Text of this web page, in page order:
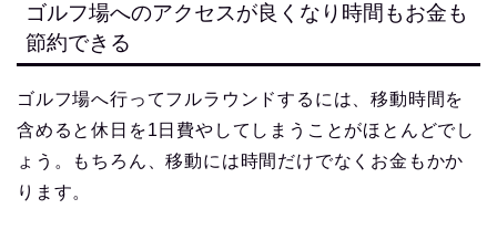
ゴルフ場へのアクセスが良くなり時間もお金も
節約できる
ゴルフ場へ行ってフルラウンドするには、移動時間を
含めると休日を1日費やしてしまうことがほとんどでし
ょう。もちろん、移動には時間だけでなくお金もかか
ります。